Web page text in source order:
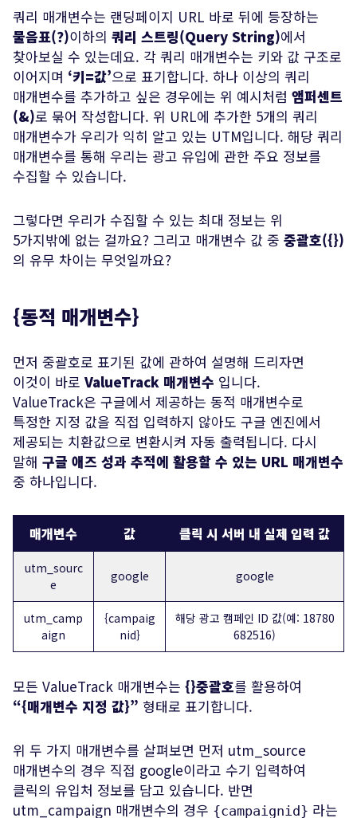
쿼리 매개변수는 랜딩페이지 URL 바로 뒤에 등장하는
물음표(?)이하의 쿼리 스트링(Query String)에서
찾아보실 수 있는데요. 각 쿼리 매개변수는 키와 값 구조로
이어지며 ‘키=값’으로 표기합니다. 하나 이상의 쿼리
매개변수를 추가하고 싶은 경우에는 위 예시처럼 앰퍼센트
(&)로 묶어 작성합니다. 위 URL에 추가한 5개의 쿼리
매개변수가 우리가 익히 알고 있는 UTM입니다. 해당 쿼리
매개변수를 통해 우리는 광고 유입에 관한 주요 정보를
수집할 수 있습니다.
그렇다면 우리가 수집할 수 있는 최대 정보는 위
5가지밖에 없는 걸까요? 그리고 매개변수 값 중 중괄호({})
의 유무 차이는 무엇일까요?
{동적 매개변수}
먼저 중괄호로 표기된 값에 관하여 설명해 드리자면
이것이 바로 ValueTrack 매개변수 입니다.
ValueTrack은 구글에서 제공하는 동적 매개변수로
특정한 지정 값을 직접 입력하지 않아도 구글 엔진에서
제공되는 치환값으로 변환시켜 자동 출력됩니다. 다시
말해 구글 애즈 성과 추적에 활용할 수 있는 URL 매개변수
중 하나입니다.
매개변수 값 클릭 시 서버 내 실제 입력 값
utm_sourc
e
google google
utm_camp
aign
{campaig
nid}
해당 광고 캠페인 ID 값(예: 18780
682516)
모든 ValueTrack 매개변수는 {}중괄호를 활용하여
“{매개변수 지정 값}” 형태로 표기합니다.
위 두 가지 매개변수를 살펴보면 먼저 utm_source
매개변수의 경우 직접 google이라고 수기 입력하여
클릭의 유입처 정보를 담고 있습니다. 반면
utm_campaign 매개변수의 경우 {campaignid} 라는